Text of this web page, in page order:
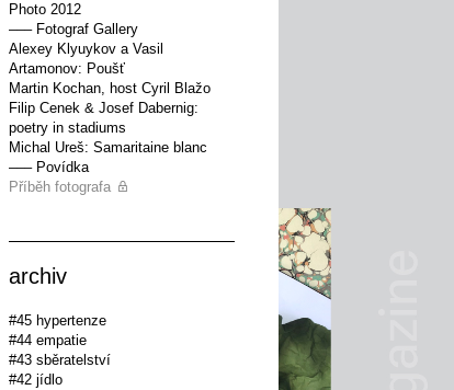
Photo 2012
––– Fotograf Gallery
Alexey Klyuykov a Vasil
Artamonov: Poušť
Martin Kochan, host Cyril Blažo
Filip Cenek & Josef Dabernig:
poetry in stadiums
Michal Ureš: Samaritaine blanc
––– Povídka
Příběh fotografa
archiv
#45 hypertenze
#44 empatie
#43 sběratelství
#42 jídlo